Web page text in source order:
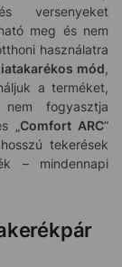
versenyeket
meg és nem
használatra
mód,
a terméket,
fogyasztja
„ Comfort ARC”
tekerések
– mindennapi